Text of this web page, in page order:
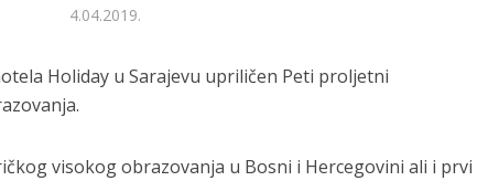
4.04.2019.
Holiday u Sarajevu upriličen Peti proljetni
visokog obrazovanja u Bosni i Hercegovini ali i prvi